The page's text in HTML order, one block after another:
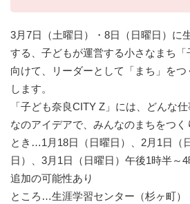
3月7日（土曜日）・8日（日曜日）に
する、子どもが運営する小さなまち「
向けて、リーダーとして「まち」を
します。
「子ども奈良CITY Z」には、どんな
なのアイデアで、みんなのまちをつく
とき…1月18日（日曜日）、2月1日（
日）、3月1日（日曜日）午後1時半～
追加の可能性あり
ところ…生涯学習センター（杉ヶ町）